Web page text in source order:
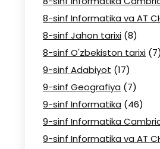
8-sinf Informatika va AT
8-sinf Jahon tarixi (8)
8-sinf O'zbekiston tarixi (7)
9-sinf Adabiyot (17)
9-sinf Geografiya (7)
9-sinf Informatika (46)
9-sinf Informatika
9-sinf Informatika va AT